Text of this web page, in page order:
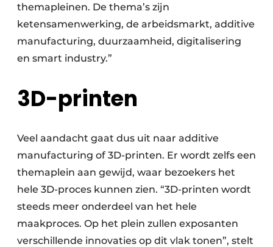
themapleinen. De thema’s zijn
ketensamenwerking, de arbeidsmarkt, additive
manufacturing, duurzaamheid, digitalisering
en smart industry.”
3D-printen
Veel aandacht gaat dus uit naar additive
manufacturing of 3D-printen. Er wordt zelfs een
themaplein aan gewijd, waar bezoekers het
hele 3D-proces kunnen zien. “3D-printen wordt
steeds meer onderdeel van het hele
maakproces. Op het plein zullen exposanten
verschillende innovaties op dit vlak tonen”, stelt